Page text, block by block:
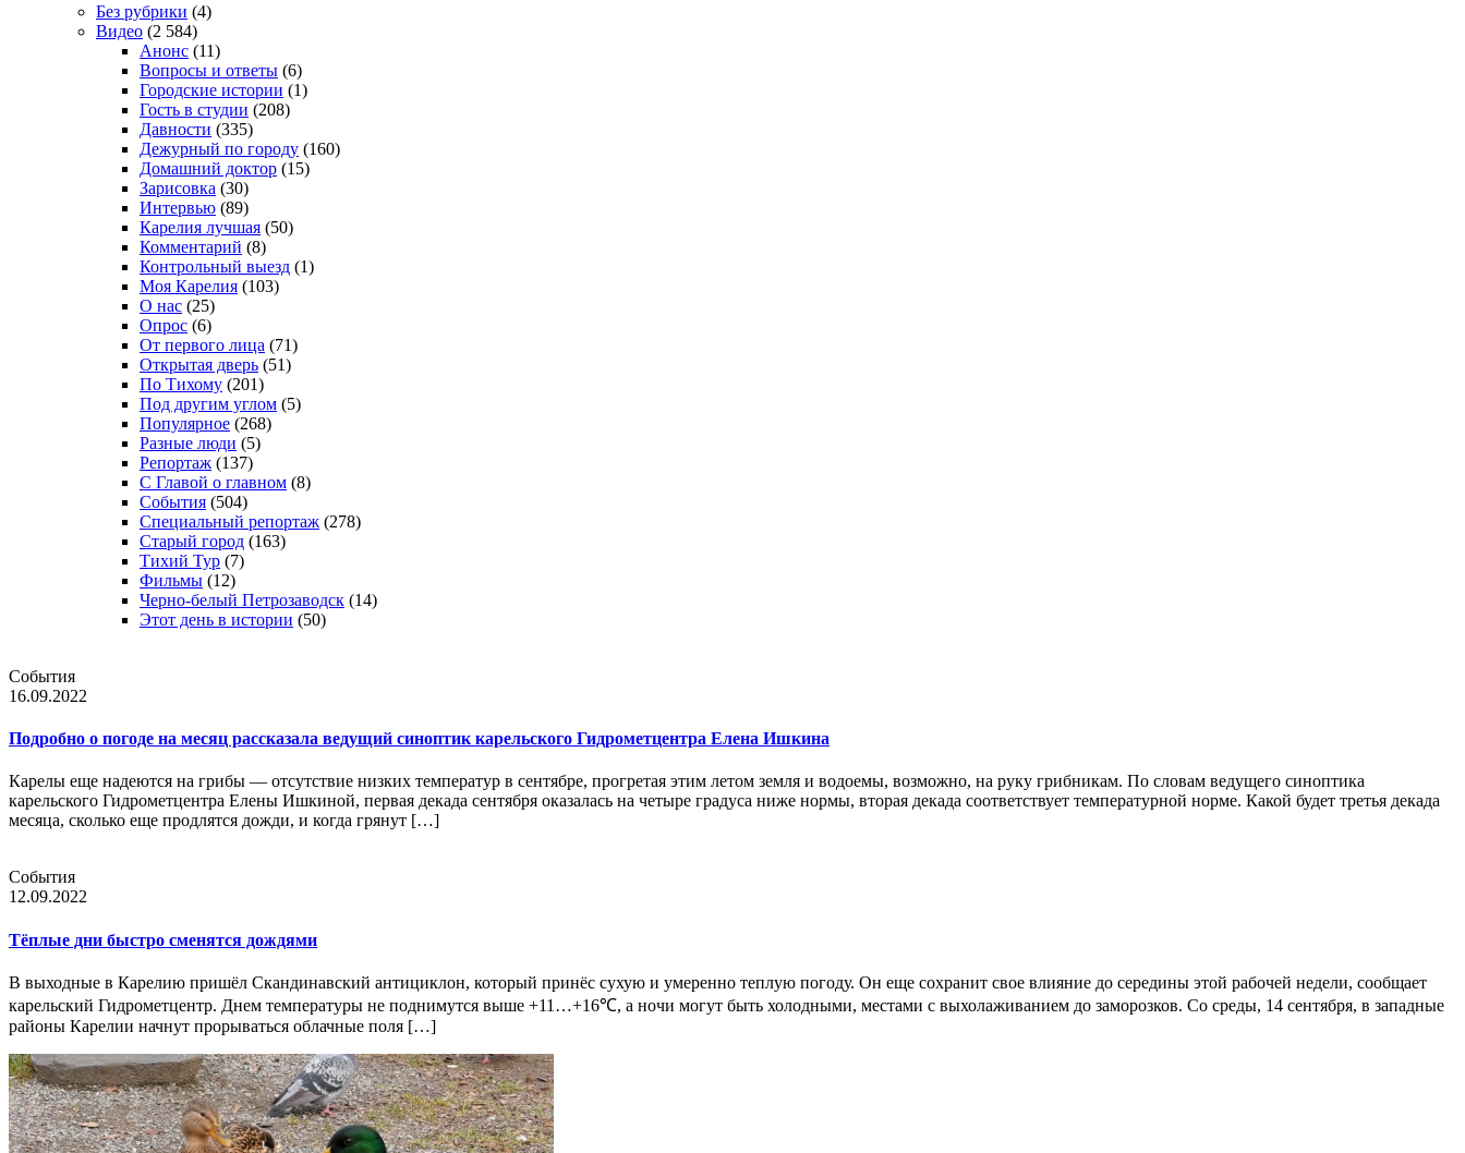
Без рубрики (4)
Видео (2 584)
Анонс (11)
Вопросы и ответы (6)
Городские истории (1)
Гость в студии (208)
Давности (335)
Дежурный по городу (160)
Домашний доктор (15)
Зарисовка (30)
Интервью (89)
Карелия лучшая (50)
Комментарий (8)
Контрольный выезд (1)
Моя Карелия (103)
О нас (25)
Опрос (6)
От первого лица (71)
Открытая дверь (51)
По Тихому (201)
Под другим углом (5)
Популярное (268)
Разные люди (5)
Репортаж (137)
С Главой о главном (8)
События (504)
Специальный репортаж (278)
Старый город (163)
Тихий Тур (7)
Фильмы (12)
Черно-белый Петрозаводск (14)
Этот день в истории (50)
События
16.09.2022
Подробно о погоде на месяц рассказала ведущий синоптик карельского Гидрометцентра Елена Ишкина
Карелы еще надеются на грибы — отсутствие низких температур в сентябре, прогретая этим летом земля и водоемы, возможно, на руку грибникам. По словам ведущего синоптика
карельского Гидрометцентра Елены Ишкиной, первая декада сентября оказалась на четыре градуса ниже нормы, вторая декада соответствует температурной норме. Какой будет третья декада
месяца, сколько еще продлятся дожди, и когда грянут […]
События
12.09.2022
Тёплые дни быстро сменятся дождями
В выходные в Карелию пришёл Скандинавский антициклон, который принёс сухую и умеренно теплую погоду. Он еще сохранит свое влияние до середины этой рабочей недели, сообщает
карельский Гидрометцентр. Днем температуры не поднимутся выше +11…+16℃, а ночи могут быть холодными, местами с выхолаживанием до заморозков. Со среды, 14 сентября, в западные
районы Карелии начнут прорываться облачные поля […]